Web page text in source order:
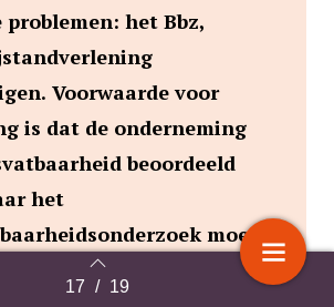
17 / 19
het Bbz,
Voorwaarde voor
is dat de onderneming
beoordeeld
het
moet
de schop, zo blijkt uit